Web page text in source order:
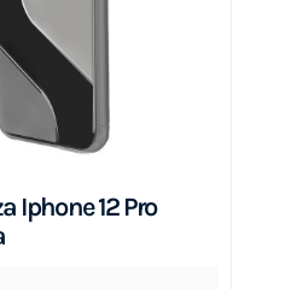
Iphone 12 Pro